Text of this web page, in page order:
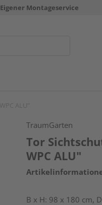
Eigener Montageservice
TraumGarten
Tor
WPC ALU"
B x H: 98 x 180 cm,